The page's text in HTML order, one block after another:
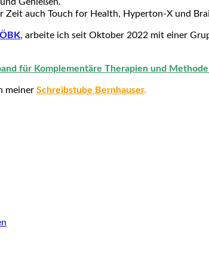
Zeit auch Touch for Health, Hyperton-X und
, arbeite ich seit Oktober 2022 mit einer
für Komplementäre Therapien und
meiner Schreibstube Bernhauser.